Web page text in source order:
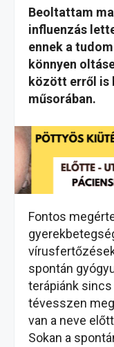
Beoltattam
influenzás
ennek a
könnyen
között erről is
műsorában.
Fontos
spontán
terápiánk
tévesszen
van a neve
Sokan a